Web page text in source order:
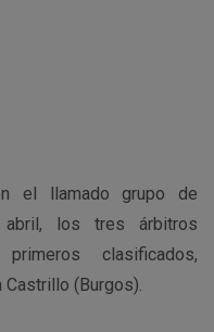
el llamado grupo de
los tres árbitros
clasificados,
Castrillo (Burgos).